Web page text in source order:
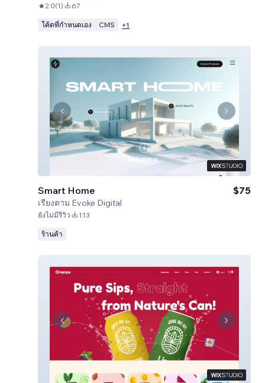
2.0(1) 67
โค้ดที่กำหนดเอง CMS +1
Smart Home
เรียงตาม Evoke Digital
$75
ยังไม่มีรีวิว 113
ร้านค้า